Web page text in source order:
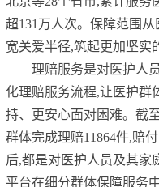
超131万人次。保障范围
宽关爱半径,筑起更加坚实
理赔服务是对医护人
化理赔服务流程,让医护群
持、更安心面对困难。截
群体完成理赔11864件,赔
后,都是对医护人员及其家
平台在细分群体保障服务